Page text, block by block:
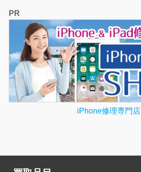
PR
iPhone修理専門店